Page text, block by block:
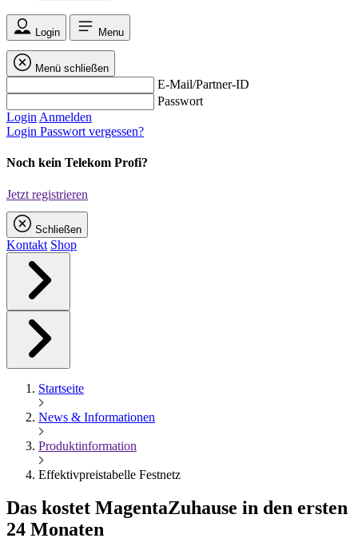
Login Menu
Menü schließen
E-Mail/Partner-ID
Passwort
Login Anmelden
Login Passwort vergessen?
Noch kein Telekom Profi?
Jetzt registrieren
Schließen
Kontakt Shop
Startseite
News & Informationen
Produktinformation
Effektivpreistabelle Festnetz
Das kostet MagentaZuhause in den ersten
24 Monaten